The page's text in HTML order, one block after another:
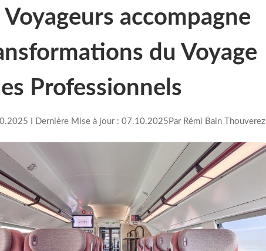
Voyageurs accompagne
du Voyage
Professionnels
I Dernière Mise à jour : 07.10.2025 Par Rémi Bain Thouverez